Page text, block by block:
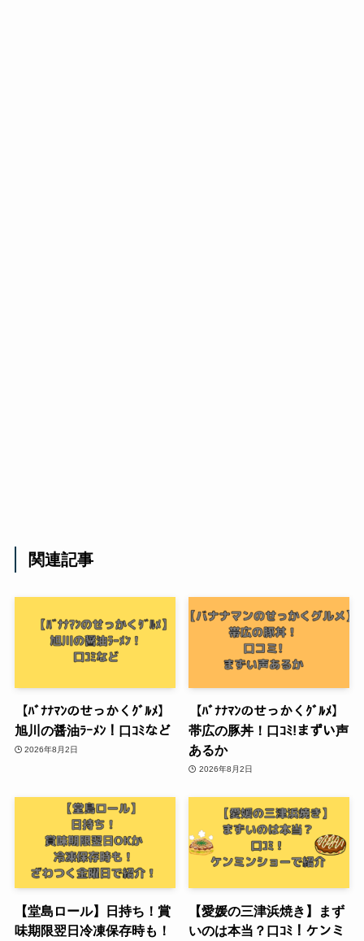
関連記事
【ﾊﾞﾅﾅﾏﾝのせっかくｸﾞﾙﾒ】
旭川の醤油ﾗｰﾒﾝ！口ｺﾐなど
2026年8月2日
【ﾊﾞﾅﾅﾏﾝのせっかくｸﾞﾙﾒ】
帯広の豚丼！口ｺﾐ!まずい声
あるか
2026年8月2日
【堂島ロール】日持ち！賞
味期限翌日冷凍保存時も！
【愛媛の三津浜焼き】まず
いのは本当？口ｺﾐ！ケンミ